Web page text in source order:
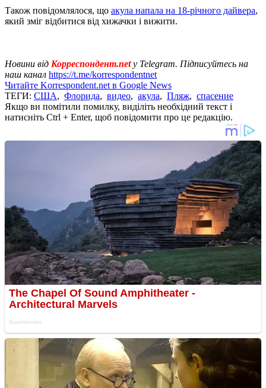
Також повідомлялося, що акула напала на 18-річного дайвера,
який зміг відбитися від хижачки і вижити.
Новини від Корреспондент.net у Telegram. Підписуйтесь на
наш канал https://t.me/korrespondentnet
Читайте Korrespondent.net в Google News
ТЕГИ: США, Флорида, видео, акула, Пляж, спасение
Якщо ви помітили помилку, виділіть необхідний текст і
натисніть Ctrl + Enter, щоб повідомити про це редакцію.